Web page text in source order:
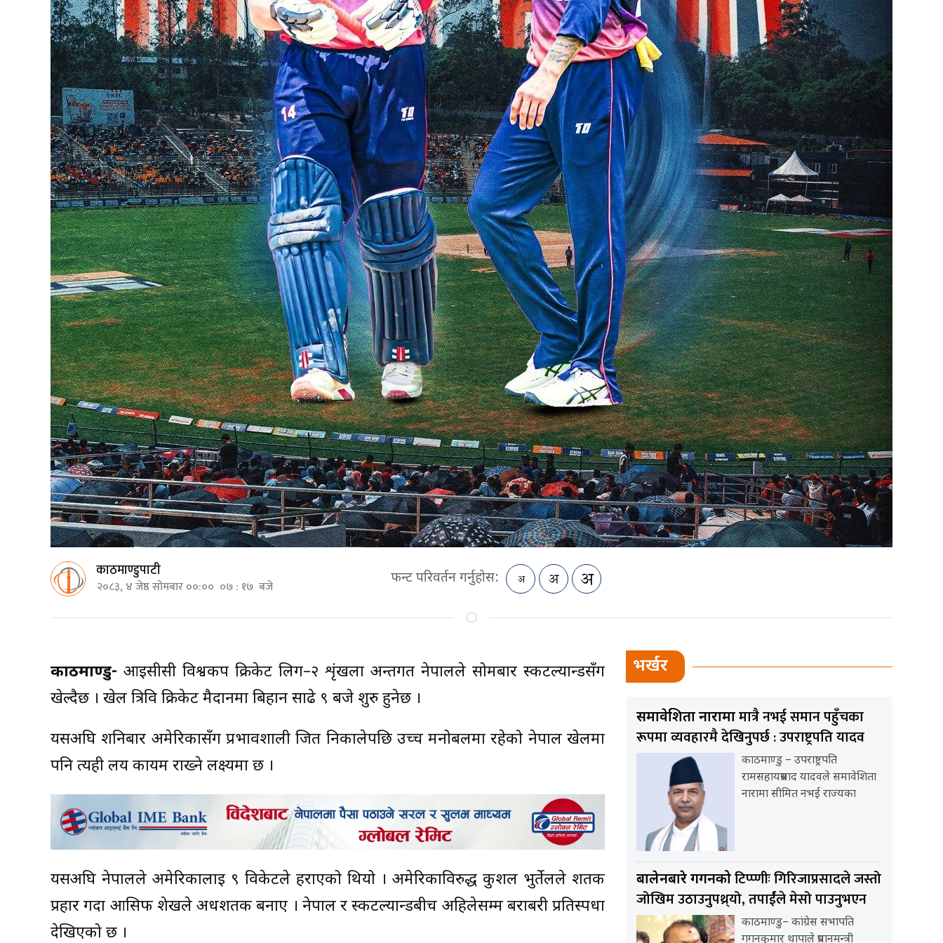
काठमाण्डुपाटी
२०८३, ४ जेष्ठ सोमबार ००:०० ०७ : १७ बजे फन्ट परिवर्तन गर्नुहोस:
काठमाण्डु- आईसीसी विश्वकप क्रिकेट लिग–२ शृंखला अन्तर्गत नेपालले सोमबार स्कटल्यान्डसँग
खेल्दैछ । खेल त्रिवि क्रिकेट मैदानमा बिहान साढे ९ बजे शुरु हुनेछ ।
यसअघि शनिबार अमेरिकासँग प्रभावशाली जित निकालेपछि उच्च मनोबलमा रहेको नेपाल खेलमा
पनि त्यही लय कायम राख्ने लक्ष्यमा छ ।
यसअघि नेपालले अमेरिकालाई ९ विकेटले हराएको थियो । अमेरिकाविरुद्ध कुशल भुर्तेलले शतक
प्रहार गर्दा आसिफ शेखले अर्धशतक बनाए । नेपाल र स्कटल्यान्डबीच अहिलेसम्म बराबरी प्रतिस्पर्धा
देखिएको छ ।
भर्खर
समावेशिता नारामामात्रै नभई समान पहुँचका
रूपमा व्यवहारमै देखिनुपर्छ : उपराष्ट्रपति यादव
काठमाण्डु – उपराष्ट्रपति
रामसहायप्रसाद यादवले समावेशिता
नारामा सीमित नभई राज्यका
बालेनबारे गगनकोटिप्प्णीः गिरिजाप्रसादले जस्तो
जोखिम उठाउनुपथ्र्यो, तपार्ईंले मेसो पाउनुभएन
काठमाण्डु– कांग्रेस सभापति
गगनकुमार थापाले प्रधानमन्त्री